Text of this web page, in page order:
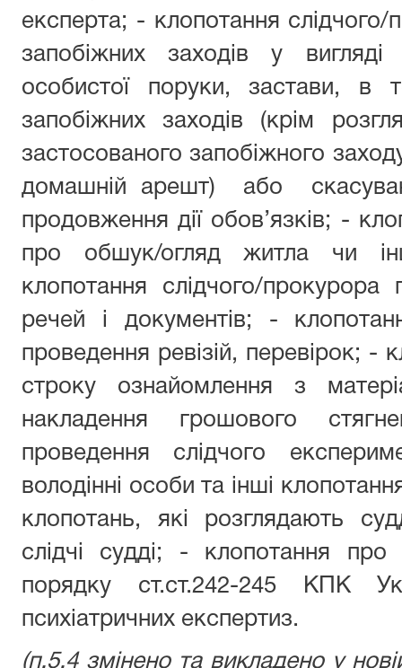
експерта; - клопотання
запобіжних заходів у вигляді
особистої поруки, застави, в
запобіжних заходів (крім
застосованого запобіжного
домашній арешт) або
продовження дії обов’язків; -
про обшук/огляд житла чи
клопотання слідчого/
речей і документів; -
проведення ревізій, перевірок;
строку ознайомлення з
накладення грошового
проведення слідчого
володінні особи та інші
клопотань, які розглядають
слідчі судді; - клопотання
порядку ст.ст.242-245 КПК
психіатричних експертиз.
(п.5.4 змінено та викладено у